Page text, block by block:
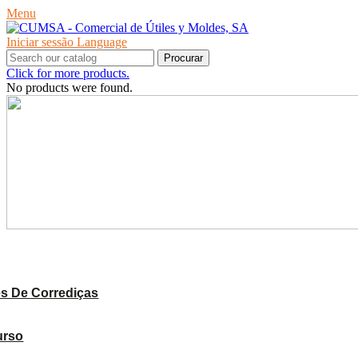
Menu
Iniciar sessão Language
Procurar
Click for more products.
No products were found.
De Corrediças